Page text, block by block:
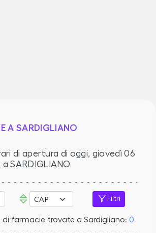
A SARDIGLIANO
di apertura di oggi, giovedì 06
a SARDIGLIANO
Filtri
di farmacie trovate a Sardigliano: 0